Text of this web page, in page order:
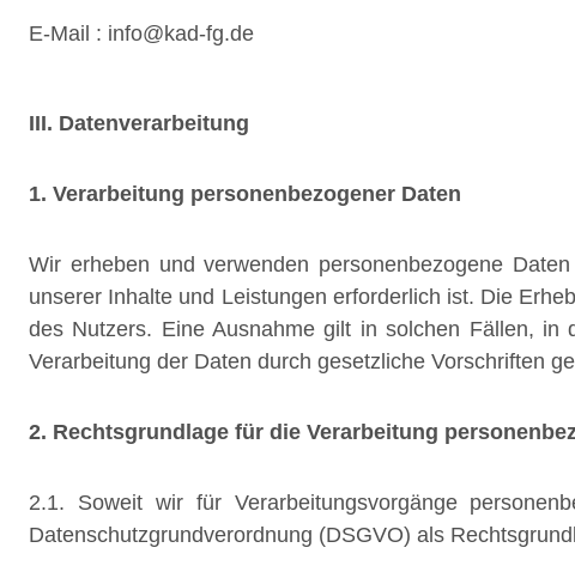
E-Mail : info@kad-fg.de
III. Datenverarbeitung
1. Verarbeitung personenbezogener Daten
Wir erheben und verwenden personenbezogene
unserer Inhalte und Leistungen erforderlich ist. Die
des Nutzers. Eine Ausnahme gilt in solchen Fällen,
Verarbeitung der Daten durch gesetzliche Vorschriften
2. Rechtsgrundlage für die Verarbeitung
2.1. Soweit wir für Verarbeitungsvorgänge
Datenschutzgrundverordnung (DSGVO) als